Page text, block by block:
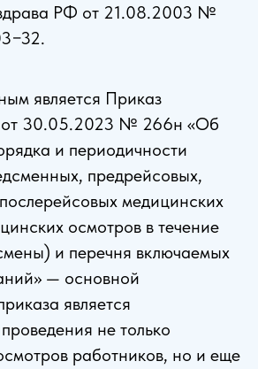
РФ от 21.08.2003 №
является Приказ
30.05.2023 № 266н «Об
и периодичности
предрейсовых,
медицинских
осмотров в течение
и перечня включаемых
— основной
является
не только
работников, но и еще